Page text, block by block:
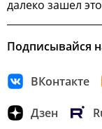
далеко зашел
Подписывайся
ВКонтакте
Дзен